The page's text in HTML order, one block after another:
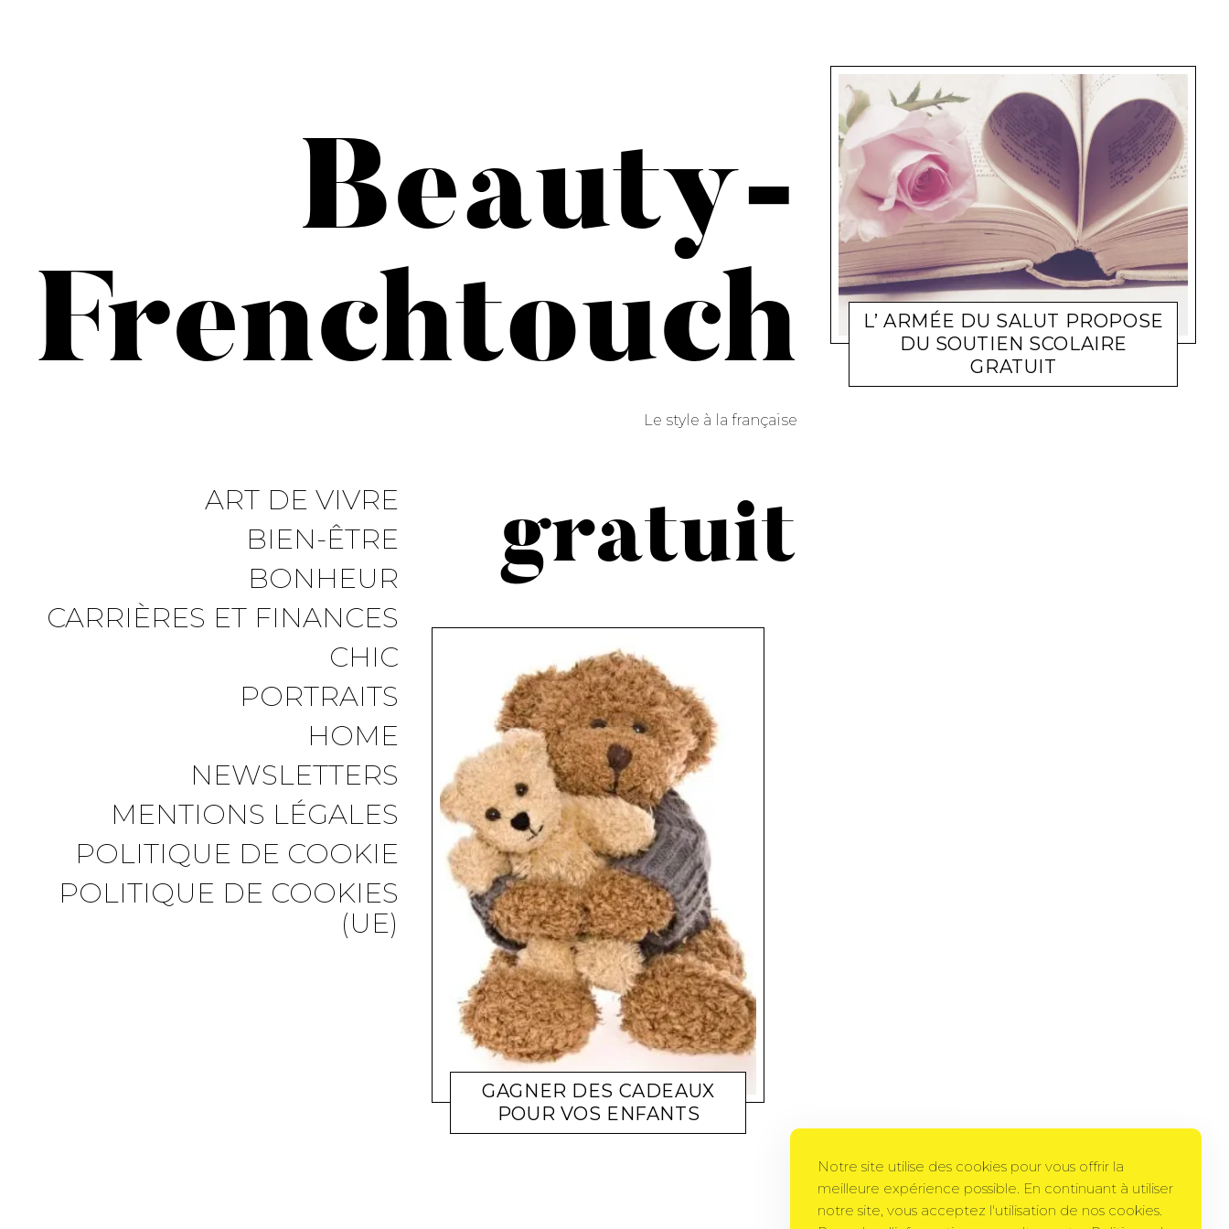
Beauty-
Frenchtouch
Le style à la française
ART DE VIVRE
BIEN-ÊTRE
BONHEUR
CARRIÈRES ET FINANCES
CHIC
PORTRAITS
HOME
NEWSLETTERS
MENTIONS LÉGALES
POLITIQUE DE COOKIE
POLITIQUE DE COOKIES
(UE)
gratuit
GAGNER DES CADEAUX
POUR VOS ENFANTS
2011
L’ ARMÉE DU SALUT PROPOSE
DU SOUTIEN SCOLAIRE
GRATUIT
DIS ON FAIT QUOI TODAY ? KIARA
Notre site utilise des cookies pour vous offrir la
meilleure expérience possible. En continuant à utiliser
notre site, vous acceptez l'utilisation de nos cookies.